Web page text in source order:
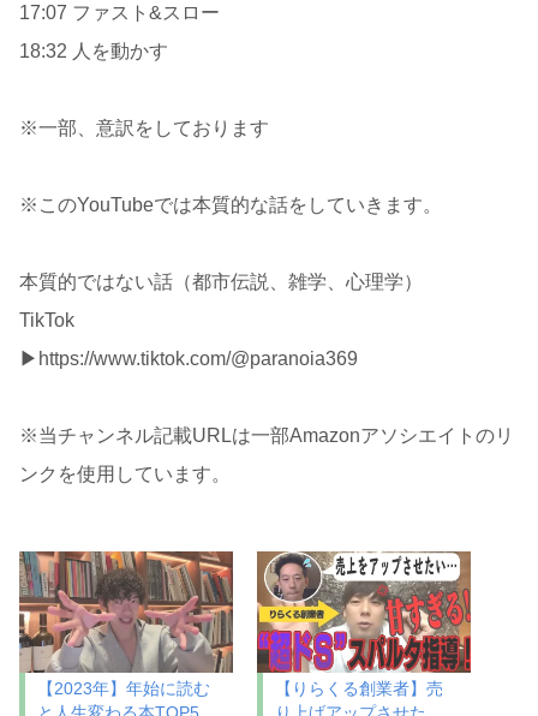
17:07 ファスト&スロー
18:32 人を動かす
※一部、意訳をしております
※このYouTubeでは本質的な話をしていきます。
本質的ではない話（都市伝説、雑学、心理学）
TikTok
▶https://www.tiktok.com/@paranoia369
※当チャンネル記載URLは一部Amazonアソシエイトのリ
ンクを使用しています。
【2023年】年始に読む
【りらくる創業者】売